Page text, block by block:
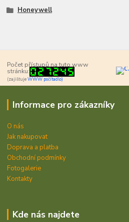
Honeywell
Počet přístupů na tuto www
stránku:
(zajišťujeWWW počítadlo)
Informace pro zákazníky
O nás
Jak nakupovat
Doprava a platba
Obchodní podmínky
Fotogalerie
Kontakty
Kde nás najdete